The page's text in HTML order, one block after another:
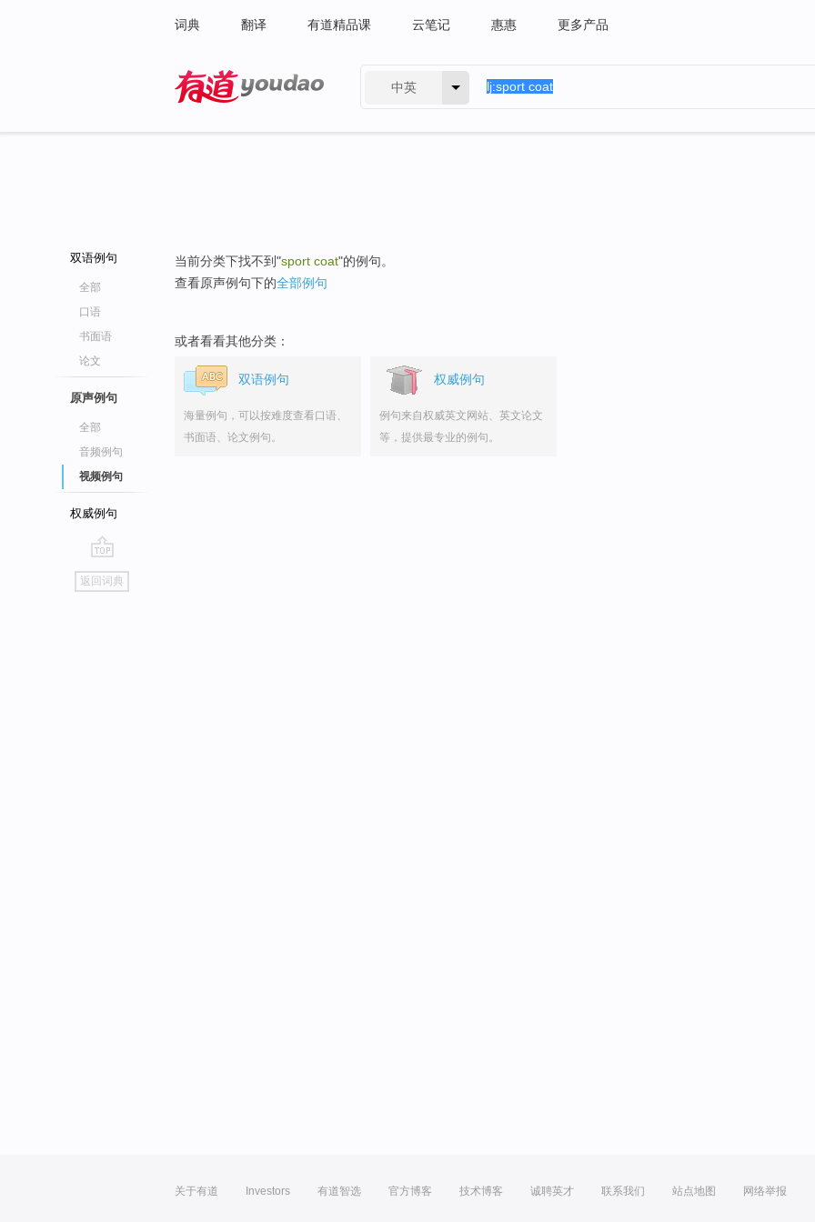
词典 翻译 有道精品课 云笔记 惠惠 更多产品
中英
双语例句
全部
口语
书面语
论文
原声例句
全部
音频例句
视频例句
权威例句
go
top
返回词典
当前分类下找不到"sport coat"的例句。
查看原声例句下的全部例句
或者看看其他分类：
双语例句
海量例句，可以按难度查看口语、
书面语、论文例句。
权威例句
例句来自权威英文网站、英文论文
等，提供最专业的例句。
关于有道 Investors 有道智选 官方博客 技术博客 诚聘英才 联系我们 站点地图 网络举报